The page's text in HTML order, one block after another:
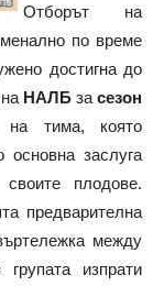
Отборът на
по време
достигна до
НАЛБзасезон
на тима, която
основна заслуга
плодове.
предварителна
между
изпрати